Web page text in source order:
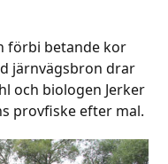
förbi betande kor
järnvägsbron drar
och biologen Jerker
provfiske efter mal.